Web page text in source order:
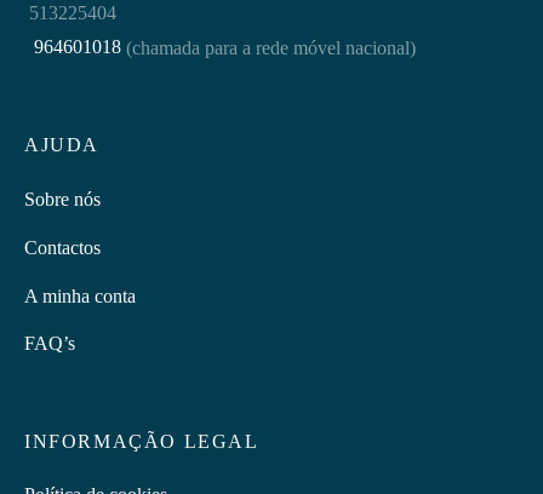
AJUDA
Sobre nós
Contactos
A minha conta
FAQ’s
INFORMAÇÃO LEGAL
513225404
964601018 (chamada para a rede móvel nacional)